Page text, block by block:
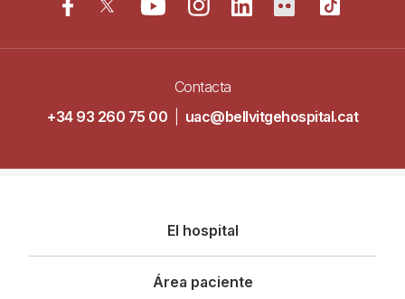
Contacta
+34 93 260 75 00
uac@bellvitgehospital.cat
principal
El hospital
Área paciente